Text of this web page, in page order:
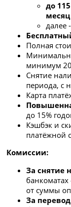
до
месяц
далее
Полная
минимум
Снятие
периода, с
Карта
до 15%
Кэшбэк и
платёжной
Комиссии:
За снятие
банкоматах
от суммы
За